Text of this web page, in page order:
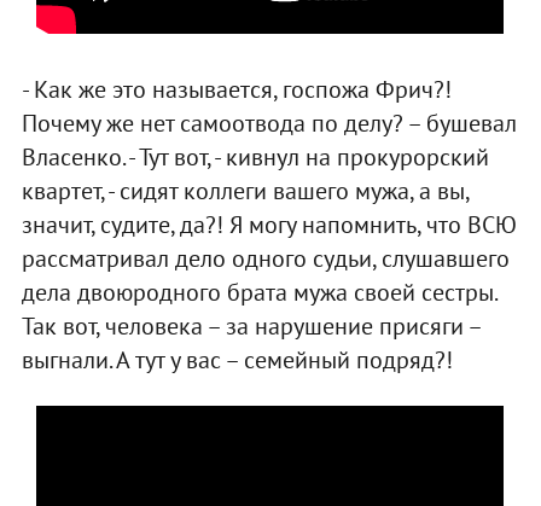
- Как же это называется, госпожа Фрич?!
Почему же нет самоотвода по делу? – бушевал
Власенко. - Тут вот, - кивнул на прокурорский
квартет, - сидят коллеги вашего мужа, а вы,
значит, судите, да?! Я могу напомнить, что ВСЮ
рассматривал дело одного судьи, слушавшего
дела двоюродного брата мужа своей сестры.
Так вот, человека – за нарушение присяги –
выгнали. А тут у вас – семейный подряд?!